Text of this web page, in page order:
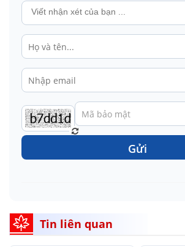
Gửi
Tin liên quan